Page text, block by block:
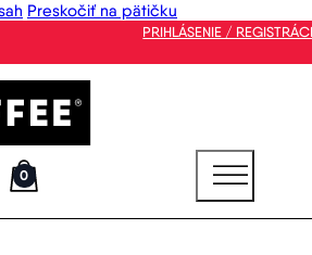
Preskočiť na pätičku
PRIHLÁSENIE /
0